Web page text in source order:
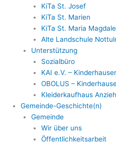
KiTa St. Josef
KiTa St. Marien
KiTa St. Maria
Alte Landschule
Unterstützung
Sozialbüro
KAI e.V. –
OBOLUS –
Kleiderkaufhaus
Gemeinde-Geschichte(n)
Gemeinde
Wir über uns
Öffentlichkeitsarbeit